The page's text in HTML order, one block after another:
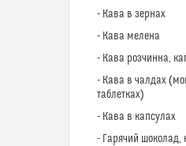
- Кава в зернах
- Кава мелена
- Кава розчинна,
- Кава в чалдах
таблетках)
- Кава в капсулах
- Гарячий шоколад,